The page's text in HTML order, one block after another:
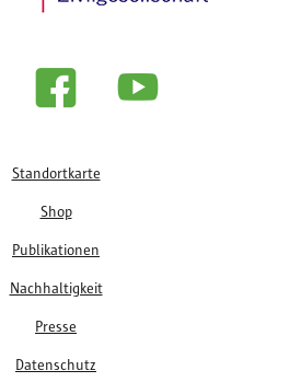
Standortkarte
Shop
Publikationen
Nachhaltigkeit
Presse
Datenschutz